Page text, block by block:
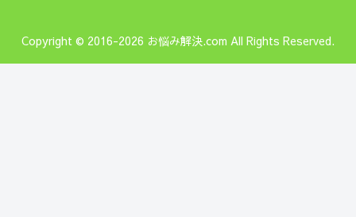
Copyright © 2016-2026 お悩み解決.com All Rights Reserved.